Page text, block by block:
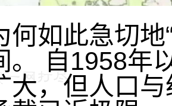
何如此急切
。 自1958年
大，但人口